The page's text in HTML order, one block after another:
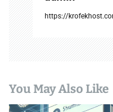
https://
You May Also Like